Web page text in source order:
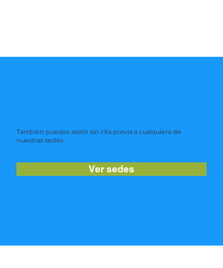
También puedes asistir sin cita previa a cualquiera de
nuestras sedes
Ver sedes